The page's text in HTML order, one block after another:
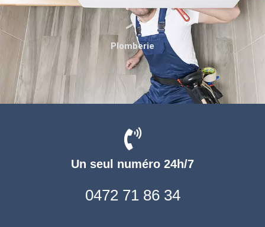
Un seul numéro 24h/7
0472 71 86 34
Plomberie